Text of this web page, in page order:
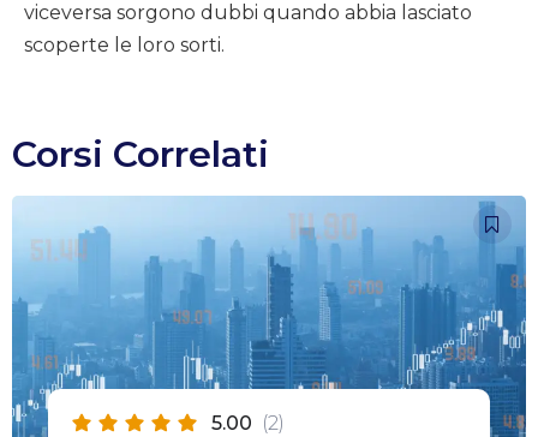
viceversa sorgono dubbi quando abbia lasciato
scoperte le loro sorti.
Corsi Correlati
5.00 (2)